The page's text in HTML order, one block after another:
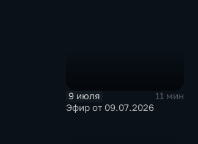
9 июля
11 мин
Эфир от 09.07.2026